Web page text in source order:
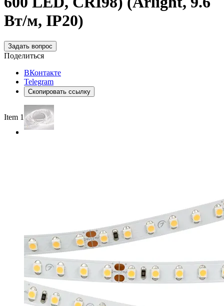
Вт/м, IP20)
Задать вопрос
Поделиться
ВКонтакте
Telegram
Скопировать ссылку
Item 1 of 2